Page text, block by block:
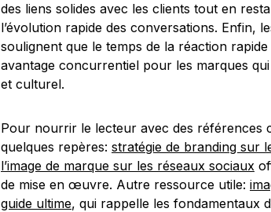
des liens solides avec les clients tout en
l’évolution rapide des conversations. Enfin,
soulignent que le temps de la réaction
avantage concurrentiel pour les marques
et culturel.
Pour nourrir le lecteur avec des références
quelques repères: stratégie de branding sur
l’image de marque sur les réseaux sociaux
de mise en œuvre. Autre ressource utile:
guide ultime, qui rappelle les fondamentaux